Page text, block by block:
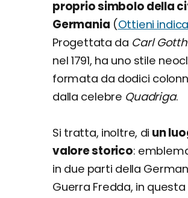
proprio simbolo della
Germania (Ottieni
Progettata da Carl
nel 1791, ha uno stile
formata da dodici
dalla celebre Quadriga.
Si tratta, inoltre, di un
valore storico:
in due parti della
Guerra Fredda, in questa